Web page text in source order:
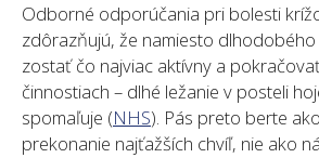
Odborné odporúčania pri bolesti
zdôrazňujú, že namiesto
zostať čo najviac aktívny a
činnostiach – dlhé ležanie v posteli
spomaľuje (NHS). Pás preto berte
prekonanie najťažších chvíľ, nie ako